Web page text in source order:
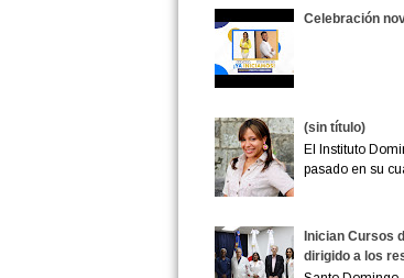
Celebración
(sin título)
El Instituto
pasado en su
Inician Cursos
dirigido a los